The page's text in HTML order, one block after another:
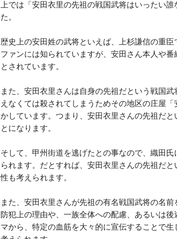
上では「安田衣里の先祖の戦国武将はいったい
た。
歴史上の安田姓の武将といえば、上杉謙信の重
ファンには知られていますが、安田さん本人や
とされています。
また、安田衣里さんは自身の先祖だという戦国
えなくては殺されてしまうためその地区の庄屋
かしています。つまり、安田衣里さんの先祖だ
とになります。
そして、甲州街道を逃げたとの事なので、織田
られます。だとすれば、安田衣里さんの先祖だ
性も考えられます。
また、安田衣里さんが先祖の有名戦国武将の名前
防犯上の理由や、一族全体への配慮、あるいは
マから、特定の血筋を大々的に宣伝することで